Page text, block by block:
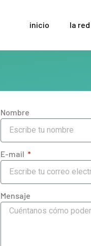
inicio la red
Nombre
E-mail
Mensaje